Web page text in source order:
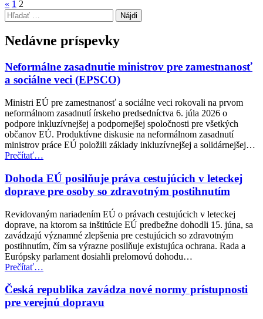
liekom
na
predpis”
« Predchádzajúca
stránka
1 2
Hľadať:
Nedávne príspevky
Neformálne zasadnutie ministrov pre zamestnanosť
a sociálne veci (EPSCO)
Ministri EÚ pre zamestnanosť a sociálne veci rokovali na prvom
neformálnom zasadnutí írskeho predsedníctva 6. júla 2026 o
podpore inkluzívnejšej a podpornejšej spoločnosti pre všetkých
občanov EÚ. Produktívne diskusie na neformálnom zasadnutí
ministrov práce EÚ položili základy inkluzívnejšej a solidárnejšej…
Prečítať“Neformálne
ministrov
pre
zamestnanosť
sociálne
veci
(EPSCO)”
…
Dohoda EÚ posilňuje práva cestujúcich v leteckej
doprave pre osoby so zdravotným postihnutím
Revidovaným nariadením EÚ o právach cestujúcich v leteckej
doprave, na ktorom sa inštitúcie EÚ predbežne dohodli 15. júna, sa
zavádzajú významné zlepšenia pre cestujúcich so zdravotným
postihnutím, čím sa výrazne posilňuje existujúca ochrana. Rada a
Európsky parlament dosiahli prelomovú dohodu…
Prečítať“Dohoda
posilňuje
práva
cestujúcich
…
Česká republika zavádza nové normy prístupnosti
pre verejnú dopravu